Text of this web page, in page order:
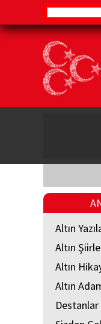
Altın
Altın
Altın
Altın
Destanlar